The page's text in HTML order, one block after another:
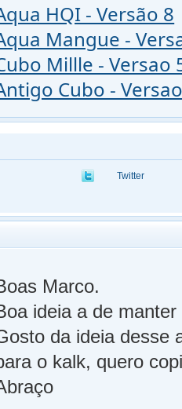
HQI - Versão 8
Mangue -
Millle - Versao
Cubo -
Twitter
Marco.
ideia a de
da ideia desse
o kalk, quero